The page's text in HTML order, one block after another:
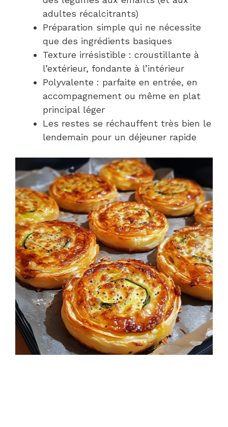
adultes récalcitrants)
Préparation simple qui ne nécessite
que des ingrédients basiques
Texture irrésistible : croustillante à
l’extérieur, fondante à l’intérieur
Polyvalente : parfaite en entrée, en
accompagnement ou même en plat
principal léger
Les restes se réchauffent très bien le
lendemain pour un déjeuner rapide